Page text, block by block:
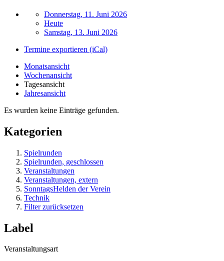
Donnerstag, 11. Juni 2026
Heute
Samstag, 13. Juni 2026
Termine exportieren (iCal)
Monatsansicht
Wochenansicht
Tagesansicht
Jahresansicht
Es wurden keine Einträge gefunden.
Kategorien
Spielrunden
Spielrunden, geschlossen
Veranstaltungen
Veranstaltungen, extern
SonntagsHelden der Verein
Technik
Filter zurücksetzen
Label
Veranstaltungsart